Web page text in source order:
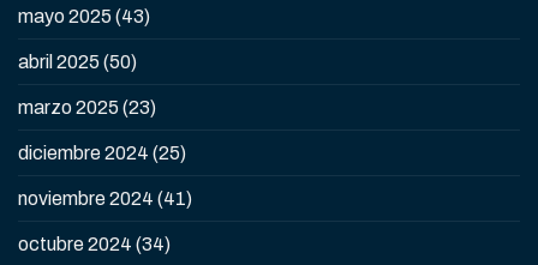
mayo 2025 (43)
abril 2025 (50)
marzo 2025 (23)
diciembre 2024 (25)
noviembre 2024 (41)
octubre 2024 (34)